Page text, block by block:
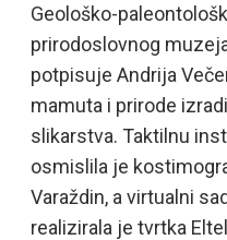
Geološko-
prirodoslovnog
potpisuje Andrija
mamuta i prirode
slikarstva. Taktilnu
osmislila je
Varaždin, a virtualni
realizirala je tvrtka